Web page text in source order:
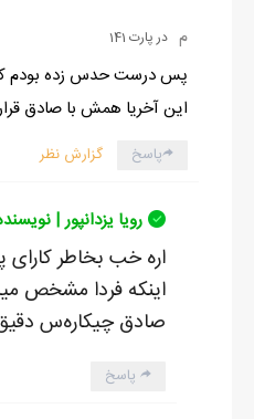
م در پارت 141
پس درست حدس زده بودم
این آخریا همش با صادق
پاسخ گزارش نظر
رویا یزدانپور |
اره خب بخاطر کارای
اینکه فردا مشخص
صادق چیکاره‌س
پاسخ